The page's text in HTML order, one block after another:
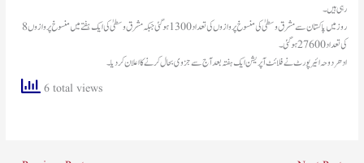
رہی ہیں۔
8 روز میں پاکستان سےمشرق وسطیٰ کی منسوخ پروازوں کی تعداد 1300 ہوگئی جبکہ مشرق وسطیٰ کی ایک ہفتے میں منسوخ پروازوں
کی تعداد 27600 ہوگئی۔
ادھر دوحہ ائیرپورٹ نے فلائٹ آپریشن ایک ہفتہ بعد آج سے جزوی بحال کرنے کا اعلان کردیا۔
6 total views